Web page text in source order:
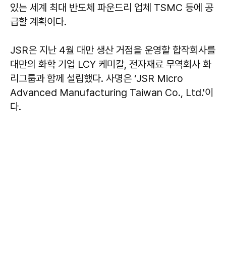
있는 세계 최대 반도체 파운드리 업체 TSMC 등에 공
급할 계획이다.
JSR은 지난 4월 대만 생산 거점을 운영할 합작회사를
대만의 화학 기업 LCY 케미칼, 전자재료 무역회사 화
리그룹과 함께 설립했다. 사명은 ‘JSR Micro
Advanced Manufacturing Taiwan Co., Ltd.'이
다.